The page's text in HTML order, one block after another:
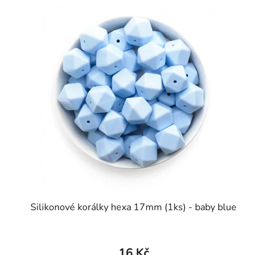
Silikonové korálky hexa 17mm (1ks) - baby blue